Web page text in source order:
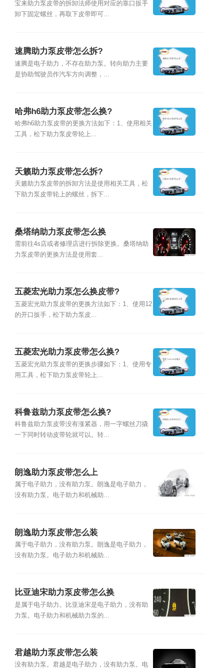
宝来助力泵皮带的拆卸法师使用对应的靠口扳手
卸下固定螺丝，再取下皮带即可...
速腾助力泵皮带怎么拆?
速腾是电子助力，不存在助力泵。转向助力主要
是协助驾驶员作汽车方向调整，...
哈弗h6助力泵皮带怎么换?
哈弗h6助力泵皮带的更换方法如下：1、使用相关
工具，松下助力泵皮带轮上...
天籁助力泵皮带怎么拆?
天籁助力泵皮带的拆卸方法是使用相关工具，松
下助力泵皮带轮上的螺丝，拆下...
桑塔纳助力泵皮带怎么换
需前往4s店或者修理店进行拆除更换。桑塔纳助
力泵皮带的更换方法是使用套...
五菱宏光助力泵怎么换皮带?
五菱宏光助力泵皮带的更换方法如下：1、使用12
的开口扳手，松下助力泵皮...
五菱宏光助力泵皮带怎么换?
五菱宏光助力泵皮带的更换步骤如下：1、使用专
用工具，松下助力泵皮带轮上...
科鲁兹助力泵皮带怎么换?
科鲁兹助力泵皮带没有涨紧器，用一字螺丝刀撬
一下同时转动皮带轮就可以。转...
朗逸助力泵皮带怎么上
属于电子助力，没有助力泵。朗逸是电子助力，
没有助力泵。电子助力和机械助...
朗逸助力泵皮带怎么装
属于电子助力，没有助力泵。朗逸是电子助力，
没有助力泵。电子助力和机械助...
比亚迪宋助力泵皮带怎么换
是属于电子助力。比亚迪宋是电子助力，没有助
力泵。电子助力和机械助力泵的...
君越助力泵皮带怎么装
没有助力泵。君越是电子助力，没有助力泵。电